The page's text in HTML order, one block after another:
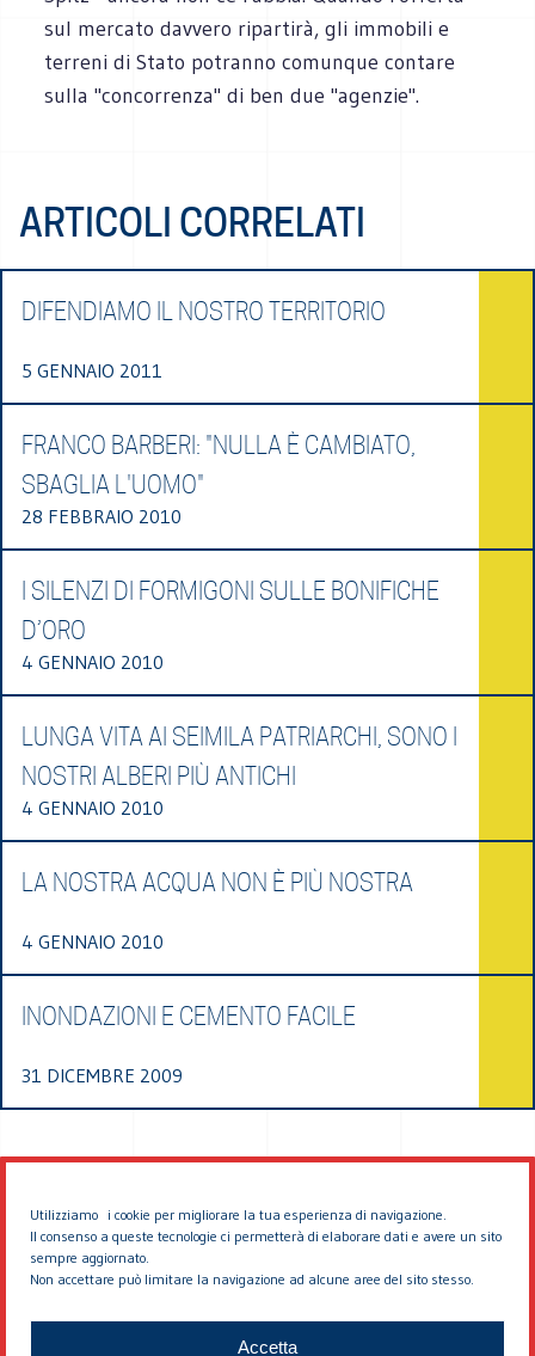
Utilizziamo i cookie per migliorare la tua esperienza di navigazione.
Il consenso a queste tecnologie ci permetterà di elaborare dati e avere un sito
sempre aggiornato.
Non accettare può limitare la navigazione ad alcune aree del sito stesso.
Accetta
sul mercato davvero ripartirà, gli immobili e
terreni di Stato potranno comunque contare
sulla "concorrenza" di ben due "agenzie".
ARTICOLI CORRELATI
DIFENDIAMO IL NOSTRO TERRITORIO
5 GENNAIO 2011
FRANCO BARBERI: "NULLA È CAMBIATO,
SBAGLIA L'UOMO"
28 FEBBRAIO 2010
I SILENZI DI FORMIGONI SULLE BONIFICHE
D’ORO
4 GENNAIO 2010
LUNGA VITA AI SEIMILA PATRIARCHI, SONO I
NOSTRI ALBERI PIÙ ANTICHI
4 GENNAIO 2010
LA NOSTRA ACQUA NON È PIÙ NOSTRA
4 GENNAIO 2010
INONDAZIONI E CEMENTO FACILE
31 DICEMBRE 2009
© 2026 EDDYBURG